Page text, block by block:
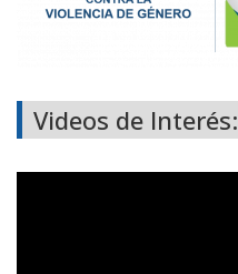
Videos de Interés: